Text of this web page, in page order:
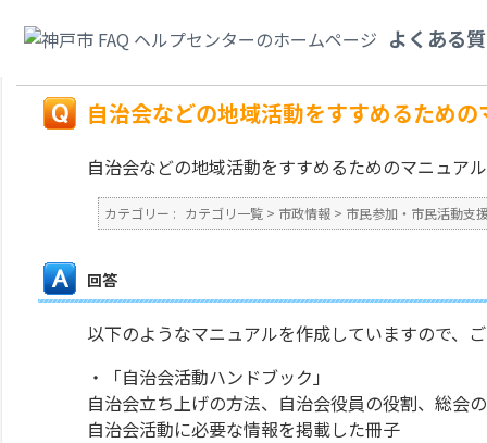
よくある
ますか？
自治会などの地域活動をすすめるため
自治会などの地域活動をすすめるためのマニュア
カテゴリー : カテゴリ一覧 > 市政情報 > 市民参加・市民活動支
回答
以下のようなマニュアルを作成していますので、
・「自治会活動ハンドブック」
自治会立ち上げの方法、自治会役員の役割、総会
自治会活動に必要な情報を掲載した冊子